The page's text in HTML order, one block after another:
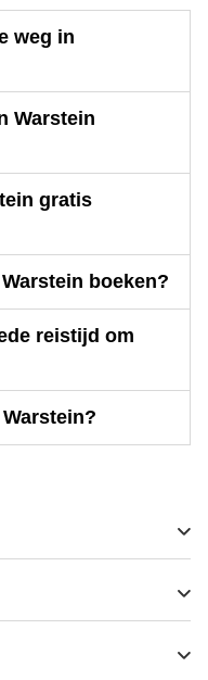
weg in
Warstein
gratis
boeken?
reistijd om